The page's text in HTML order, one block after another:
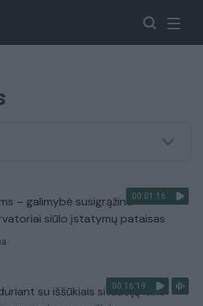
00:01:16
– galimybė susigrąžinti
siūlo įstatymų pataisas
00:16:19
su iššūkiais situaciją laiko